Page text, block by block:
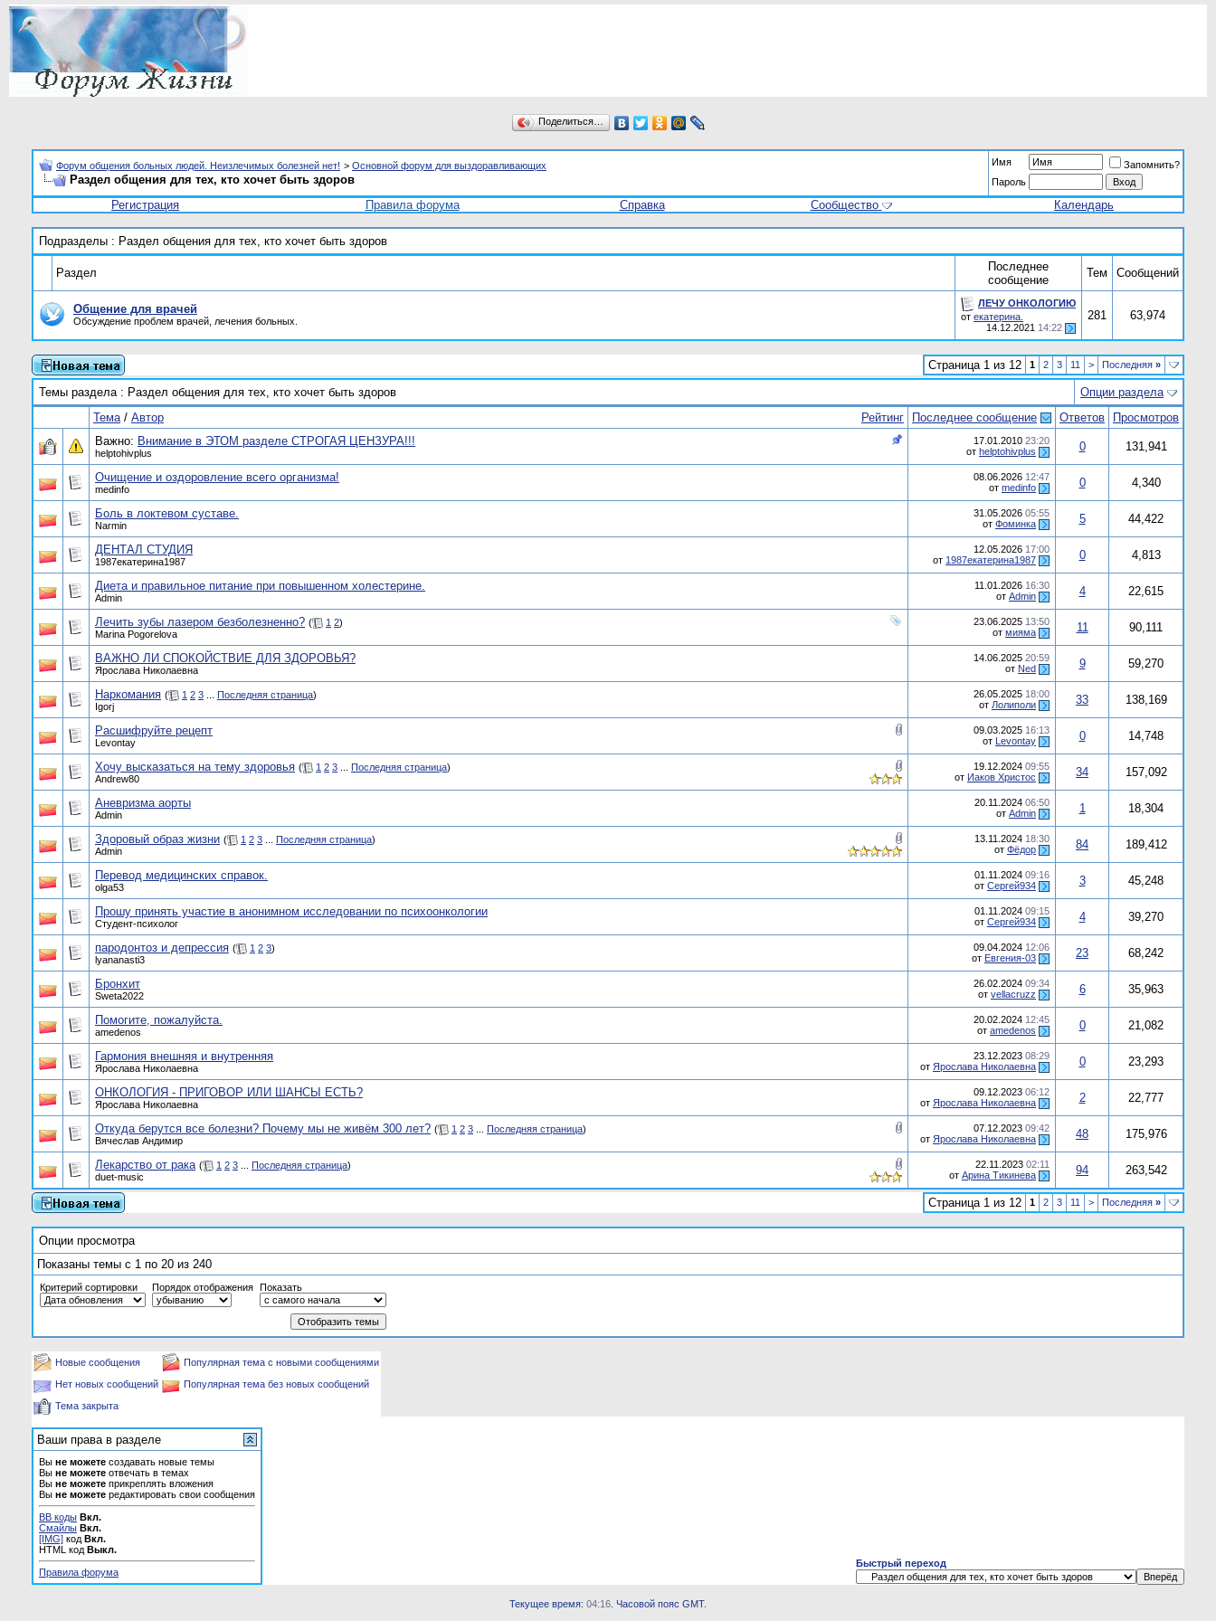
Поделиться…
Форум общения больных людей. Неизлечимых болезней нет! > Основной форум для выздоравливающих
Раздел общения для тех, кто хочет быть здоров
Имя
Запомнить?
Пароль
Регистрация Правила форума Справка Сообщество Календарь
Подразделы : Раздел общения для тех, кто хочет быть здоров
Раздел
Последнее
сообщение
Тем Сообщений
Общение для врачей
Обсуждение проблем врачей, лечения больных.
ЛЕЧУ ОНКОЛОГИЮ
от екатерина.
14.12.2021 14:22
281 63,974
Страница 1 из 12 1 2 3 11 > Последняя »
Темы раздела: Раздел общения для тех, кто хочет быть здоров
Опции раздела
Рейтинг
Тема/ Автор Последнее сообщение Ответов
Просмотров
Важно: Внимание в ЭТОМ разделе СТРОГАЯ ЦЕНЗУРА!!!
helptohivplus
17.01.2010 23:20
от helptohivplus 0 131,941
Очищение и оздоровление всего организма!
medinfo
08.06.2026 12:47
от medinfo 0 4,340
Боль в локтевом суставе.
Narmin
31.05.2026 05:55
от Фоминка 5 44,422
ДЕНТАЛ СТУДИЯ
1987екатерина1987
12.05.2026 17:00
от 1987екатерина1987 0 4,813
Диета и правильное питание при повышенном холестерине.
Admin
11.01.2026 16:30
от Admin 4 22,615
Лечить зубы лазером безболезненно? ( 1 2)
Marina Pogorelova
23.06.2025 13:50
от мияма 11 90,111
ВАЖНО ЛИ СПОКОЙСТВИЕ ДЛЯ ЗДОРОВЬЯ?
Ярослава Николаевна
14.06.2025 20:59
от Ned 9 59,270
Наркомания ( 1 2 3 Последняя страница)
Igorj
26.05.2025 18:00
от Лолиполи 33 138,169
Расшифруйте рецепт
Levontay
09.03.2025 16:13
от Levontay 0 14,748
Хочу высказаться на тему здоровья ( 1 2 3 Последняя страница)
Andrew80
19.12.2024 09:55
от Иаков Христос 34 157,092
Аневризма аорты
Admin
20.11.2024 06:50
от Admin 1 18,304
Здоровый образ жизни ( 1 2 3 Последняя страница)
Admin
13.11.2024 18:30
от Фёдор 84 189,412
Перевод медицинских справок.
olga53
01.11.2024 09:16
от Сергей934 3 45,248
Прошу принять участие в анонимном исследовании по психоонкологии
Студент-психолог
01.11.2024 09:15
от Сергей934 4 39,270
пародонтоз и депрессия ( 1 2 3)
lyananasti3
09.04.2024 12:06
от Евгения-03 23 68,242
Бронхит
Sweta2022
26.02.2024 09:34
от vellacruzz 6 35,963
Помогите, пожалуйста.
amedenos
20.02.2024 12:45
от amedenos 0 21,082
Гармония внешняя и внутренняя
Ярослава Николаевна
23.12.2023 08:29
от Ярослава Николаевна 0 23,293
ОНКОЛОГИЯ - ПРИГОВОР ИЛИ ШАНСЫ ЕСТЬ?
Ярослава Николаевна
09.12.2023 06:12
от Ярослава Николаевна 2 22,777
Откуда берутся все болезни? Почему мы не живём 300 лет? ( 1 2 3 Последняя страница)
Вячеслав Андимир
07.12.2023 09:42
от Ярослава Николаевна 48 175,976
Лекарство от рака ( 1 2 3 Последняя страница)
duet-music
22.11.2023 02:11
от Арина Тикинева 94 263,542
Страница 1 из 12 1 2 3 11 > Последняя »
Опции просмотра
Показаны темы с 1 по 20 из 240
Критерий сортировки Порядок отображения Показать
Новые сообщения
Популярная тема с новыми сообщениями
Нет новых сообщений
Популярная тема без новых сообщений
Тема закрыта
Ваши права в разделе
Вы не можете создавать новые темы
Вы не можете отвечать в темах
Вы не можете прикреплять вложения
Вы не можете редактировать свои сообщения
BB коды Вкл.
Смайлы Вкл.
[IMG] код Вкл.
HTML код Выкл.
Правила форума
Быстрый переход
Текущее время: 04:16 . Часовой пояс GMT.